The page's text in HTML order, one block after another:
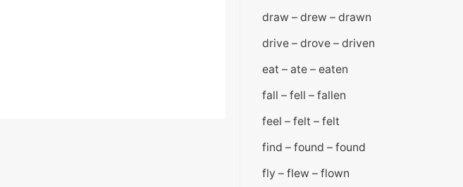
draw – drew – drawn
drive – drove – driven
eat – ate – eaten
fall – fell – fallen
feel – felt – felt
find – found – found
fly – flew – flown